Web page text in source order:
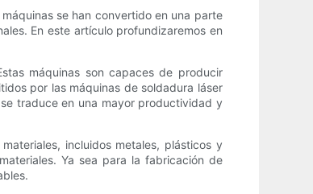
se han convertido en una parte
En este artículo profundizaremos en
máquinas son capaces de producir
por las máquinas de soldadura láser
traduce en una mayor productividad y
incluidos metales, plásticos y
Ya sea para la fabricación de